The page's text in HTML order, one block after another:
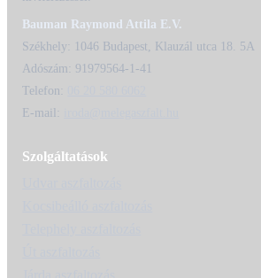
Bauman Raymond Attila E.V.
Székhely: 1046 Budapest, Klauzál utca 18. 5A
Adószám: 91979564-1-41
Telefon:
E-mail:
Szolgáltatások